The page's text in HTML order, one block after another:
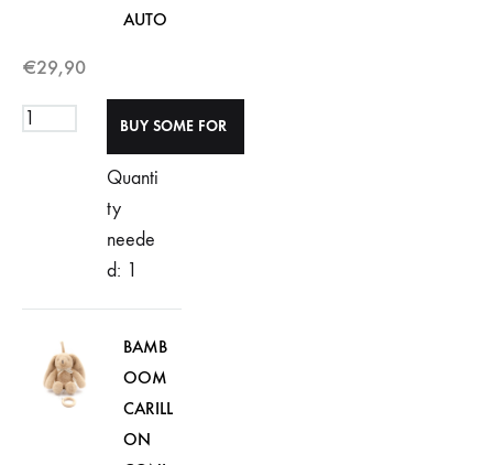
AUTO
€29,90
Quanti
ty
neede
d: 1
BAMB
OOM
CARILL
ON